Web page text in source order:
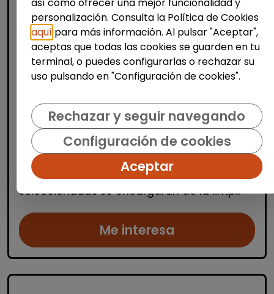
Limpieza y mantenimiento
Operario/a de limpieza de centros
OSGA LEVANTE| España(Alicante)
Se buscan varios/as operarios/as de
limpieza para trabajar en centros escolares
ubicados en Alicante, Benidorm y
localidades cercanas. Las personas
seleccionadas se encargarán de la limp...
Me interesa
personalización. Consulta la Política de Cookies
aquí para más información. Al pulsar "Aceptar",
aceptas que todas las cookies se guarden en tu
terminal, o puedes configurarlas o rechazar su
uso pulsando en "Configuración de cookies".
Rechazar y seguir navegando
Configuración de cookies
Aceptar